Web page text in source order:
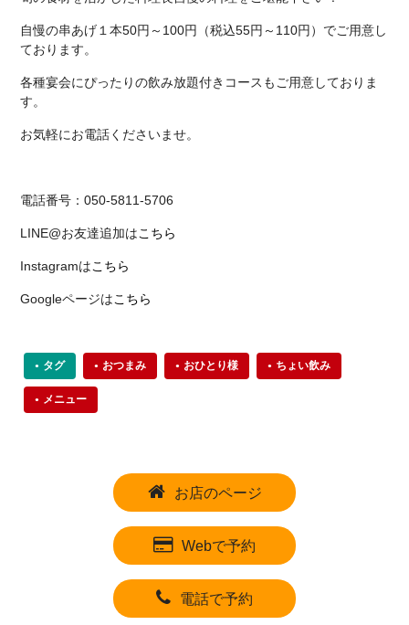
自慢の串あげ１本50円～100円（税込55円～110円）でご用意し
ております。
各種宴会にぴったりの飲み放題付きコースもご用意しておりま
す。
お気軽にお電話くださいませ。
電話番号：050-5811-5706
LINE@お友達追加はこちら
Instagramはこちら
Googleページはこちら
タグ おつまみ おひとり様 ちょい飲み
メニュー
お店のページ
Webで予約
電話で予約